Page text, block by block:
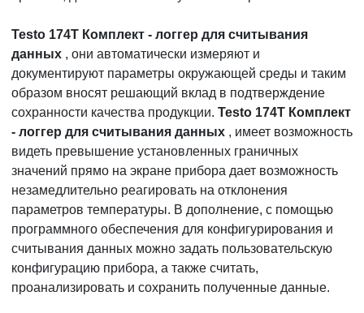
Testo 174T Комплект - логгер для считывания
данных , они автоматически измеряют и
документируют параметры окружающей среды и таким
образом вносят решающий вклад в подтверждение
сохранности качества продукции. Testo 174T Комплект
- логгер для считывания данных , имеет возможность
видеть превышение установленных граничных
значений прямо на экране прибора дает возможность
незамедлительно реагировать на отклонения
параметров температуры. В дополнение, с помощью
программного обеспечения для конфигурирования и
считывания данных можно задать пользовательскую
конфигурацию прибора, а также считать,
проанализировать и сохранить полученные данные.